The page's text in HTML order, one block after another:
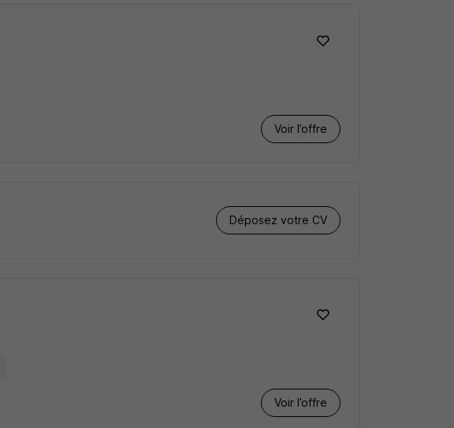
Voir l’offre
Déposez votre CV
Voir l’offre